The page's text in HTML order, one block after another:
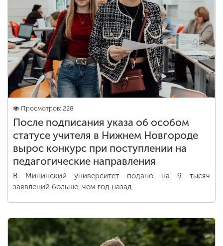
Просмотров: 228
После подписания указа об особом
статусе учителя в Нижнем Новгороде
вырос конкурс при поступлении на
педагогические направления
В Мининский университет подано на 9 тысяч
заявлений больше, чем год назад